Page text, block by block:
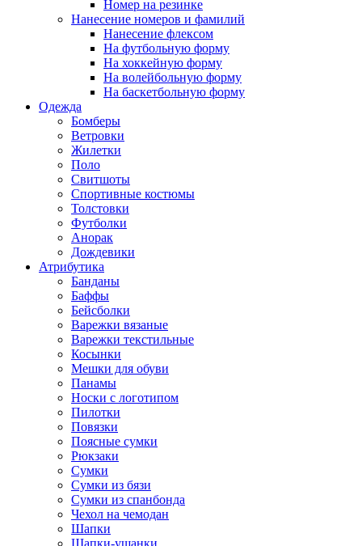
Номер на резинке
Нанесение номеров и фамилий
Нанесение флексом
На футбольную форму
На хоккейную форму
На волейбольную форму
На баскетбольную форму
Одежда
Бомберы
Ветровки
Жилетки
Поло
Свитшоты
Спортивные костюмы
Толстовки
Футболки
Анорак
Дождевики
Атрибутика
Банданы
Баффы
Бейсболки
Варежки вязаные
Варежки текстильные
Косынки
Мешки для обуви
Панамы
Носки с логотипом
Пилотки
Повязки
Поясные сумки
Рюкзаки
Сумки
Сумки из бязи
Сумки из спанбонда
Чехол на чемодан
Шапки
Шапки-ушанки